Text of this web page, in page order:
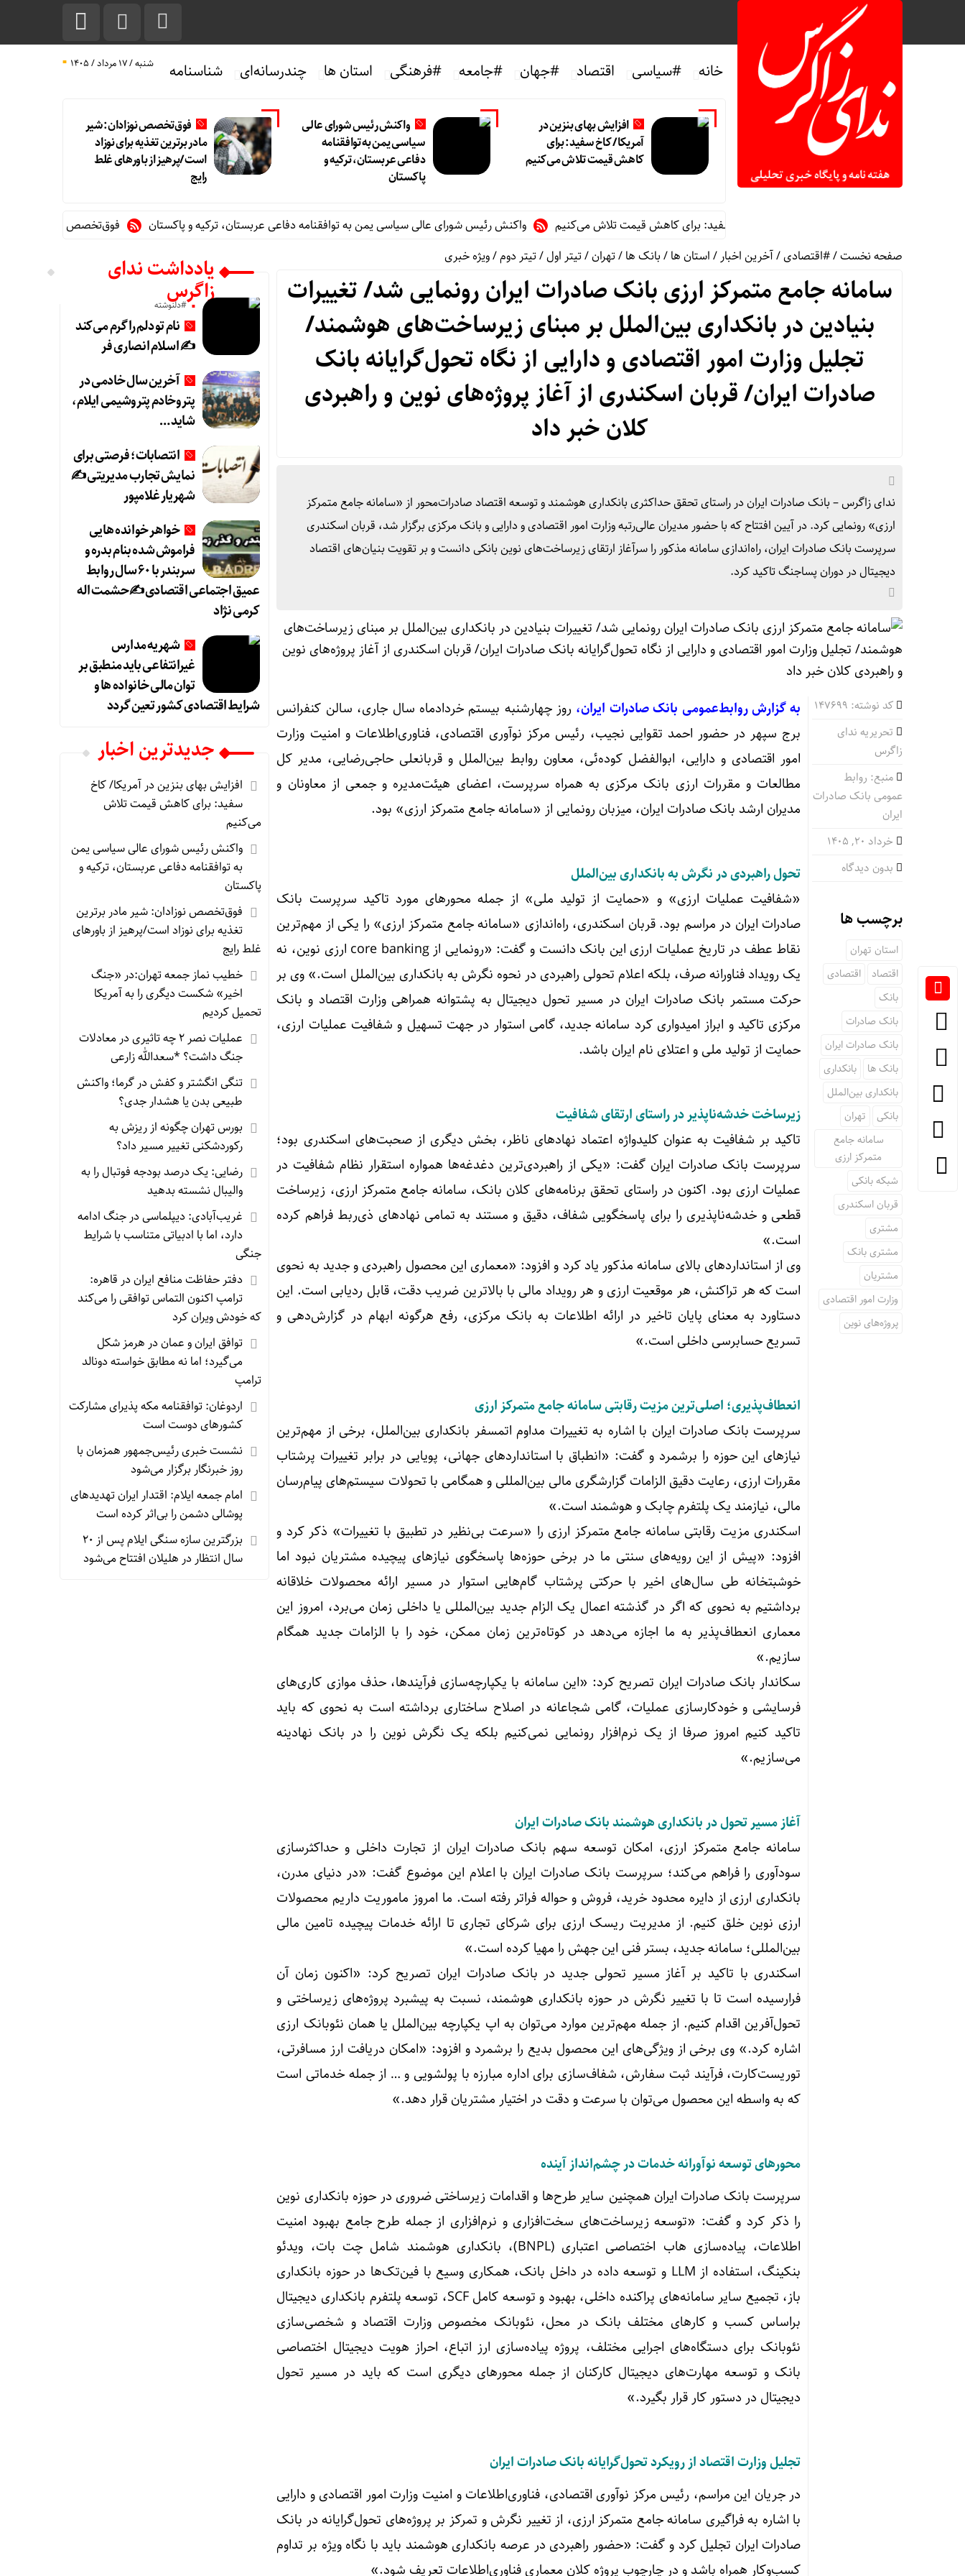
خانه #سیاسی اقتصاد #جهان #جامعه #فرهنگی استان ها چندرسانه‌ای شناسنامه شنبه / ۱۷ مرداد / ۱۴۰۵
افزایش بهای بنزین در
آمریکا/ کاخ سفید: برای
کاهش قیمت تلاش می‌کنیم
واکنش رئیس شورای عالی
سیاسی یمن به توافقنامه
دفاعی عربستان، ترکیه و
پاکستان
فوق‌تخصص نوزادان: شیر
مادر برترین تغذیه برای نوزاد
است/پرهیز از باورهای غلط
رایج
افزایش بهای بنزین در آمریکا/ کاخ سفید: برای کاهش قیمت تلاش می‌کنیم واکنش رئیس شورای عالی سیاسی یمن به توافقنامه دفاعی عربستان، ترکیه و پاکستان
فوق‌تخصص نوزادان: شیر مادر
صفحه نخست/#اقتصادی/آخرین اخبار/استان ها/بانک ها/تهران/تیتر اول/تیتر دوم/ویژه خبری
سامانه جامع متمرکز ارزی بانک صادرات ایران رونمایی شد/ تغییرات
بنیادین در بانکداری بین‌الملل بر مبنای زیرساخت‌های هوشمند/
تجلیل وزارت امور اقتصادی و دارایی از نگاه تحول‌گرایانه بانک
صادرات ایران/ قربان اسکندری از آغاز پروژه‌های نوین و راهبردی
کلان خبر داد
ندای زاگرس – بانک صادرات ایران در راستای تحقق حداکثری بانکداری هوشمند و توسعه اقتصاد صادرات‌محور از «سامانه جامع متمرکز
ارزی» رونمایی کرد. در آیین افتتاح که با حضور مدیران عالی‌رتبه وزارت امور اقتصادی و دارایی و بانک مرکزی برگزار شد، قربان اسکندری
سرپرست بانک صادرات ایران، راه‌اندازی سامانه مذکور را سرآغاز ارتقای زیرساخت‌های نوین بانکی دانست و بر تقویت بنیان‌های اقتصاد
دیجیتال در دوران پساجنگ تاکید کرد.
کد نوشته: 147699
تحریریه ندای
زاگرس
منبع: روابط
عمومی بانک صادرات
ایران
خرداد ۲۰, ۱۴۰۵
بدون دیدگاه
برچسب ها
استان تهران
اقتصاد
اقتصادی
بانک
بانک صادرات
بانک صادرات ایران
بانک ها
بانکداری
بانکداری بین‌الملل
بانکی
تهران
سامانه جامع
متمرکز ارزی
شبکه بانکی
قربان اسکندری
مشتری
مشتری بانک
مشتریان
وزارت امور اقتصادی
پروژه‌های نوین
به گزارش روابط‌عمومی بانک صادرات ایران، روز چهارشنبه بیستم خردادماه سال جاری، سالن کنفرانس
برج سپهر در حضور احمد تقوایی نجیب، رئیس مرکز نوآوری اقتصادی، فناوری‌اطلاعات و امنیت وزارت
امور اقتصادی و دارایی، ابوالفضل کوده‌ئی، معاون روابط بین‌الملل و قربانعلی حاجی‌رضایی، مدیر کل
مطالعات و مقررات ارزی بانک مرکزی به همراه سرپرست، اعضای هیئت‌مدیره و جمعی از معاونان و
مدیران ارشد بانک صادرات ایران، میزبان رونمایی از «سامانه جامع متمرکز ارزی» بود.
تحول راهبردی در نگرش به بانکداری بین‌الملل
«شفافیت عملیات ارزی» و «حمایت از تولید ملی» از جمله محورهای مورد تاکید سرپرست بانک
صادرات ایران در مراسم بود. قربان اسکندری، راه‌اندازی «سامانه جامع متمرکز ارزی» را یکی از مهم‌ترین
نقاط عطف در تاریخ عملیات ارزی این بانک دانست و گفت: «رونمایی از core banking ارزی نوین، نه
یک رویداد فناورانه صرف، بلکه اعلام تحولی راهبردی در نحوه نگرش به بانکداری بین‌الملل است.» وی بر
حرکت مستمر بانک صادرات ایران در مسیر تحول دیجیتال به پشتوانه همراهی وزارت اقتصاد و بانک
مرکزی تاکید و ابراز امیدواری کرد سامانه جدید، گامی استوار در جهت تسهیل و شفافیت عملیات ارزی،
حمایت از تولید ملی و اعتلای نام ایران باشد.
زیرساخت خدشه‌ناپذیر در راستای ارتقای شفافیت
تاکید بر شفافیت به عنوان کلیدواژه اعتماد نهادهای ناظر، بخش دیگری از صحبت‌های اسکندری بود؛
سرپرست بانک صادرات ایران گفت: «یکی از راهبردی‌ترین دغدغه‌ها همواره استقرار نظام شفافیت در
عملیات ارزی بود. اکنون در راستای تحقق برنامه‌های کلان بانک، سامانه جامع متمرکز ارزی، زیرساخت
قطعی و خدشه‌ناپذیری را برای پاسخگویی شفاف، دقیق و مستند به تمامی نهادهای ذی‌ربط فراهم کرده
است.»
وی از استانداردهای بالای سامانه مذکور یاد کرد و افزود: «معماری این محصول راهبردی و جدید به نحوی
است که هر تراکنش، هر موقعیت ارزی و هر رویداد مالی با بالاترین ضریب دقت، قابل ردیابی است. این
دستاورد به معنای پایان تاخیر در ارائه اطلاعات به بانک مرکزی، رفع هرگونه ابهام در گزارش‌دهی و
تسریع حسابرسی داخلی است.»
انعطاف‌پذیری؛ اصلی‌ترین مزیت رقابتی سامانه جامع متمرکز ارزی
سرپرست بانک صادرات ایران با اشاره به تغییرات مداوم اتمسفر بانکداری بین‌الملل، برخی از مهم‌ترین
نیازهای این حوزه را برشمرد و گفت: «انطباق با استانداردهای جهانی، پویایی در برابر تغییرات پرشتاب
مقررات ارزی، رعایت دقیق الزامات گزارشگری مالی بین‌المللی و همگامی با تحولات سیستم‌های پیام‌رسان
مالی، نیازمند یک پلتفرم چابک و هوشمند است.»
اسکندری مزیت رقابتی سامانه جامع متمرکز ارزی را «سرعت بی‌نظیر در تطبیق با تغییرات» ذکر کرد و
افزود: «پیش از این رویه‌های سنتی ما در برخی حوزه‌ها پاسخگوی نیازهای پیچیده مشتریان نبود اما
خوشبتخانه طی سال‌های اخیر با حرکتی پرشتاب گام‌هایی استوار در مسیر ارائه محصولات خلاقانه
برداشتیم به نحوی که اگر در گذشته اعمال یک الزام جدید بین‌المللی یا داخلی زمان می‌برد، امروز این
معماری انعطاف‌پذیر به ما اجازه می‌دهد در کوتاه‌ترین زمان ممکن، خود را با الزامات جدید همگام
سازیم.»
سکاندار بانک صادرات ایران تصریح کرد: «این سامانه با یکپارچه‌سازی فرآیندها، حذف موازی کاری‌های
فرسایشی و خودکارسازی عملیات، گامی شجاعانه در اصلاح ساختاری برداشته است به نحوی که باید
تاکید کنیم امروز صرفا از یک نرم‌افزار رونمایی نمی‌کنیم بلکه یک نگرش نوین را در بانک نهادینه
می‌سازیم.»
آغاز مسیر تحول در بانکداری هوشمند بانک صادرات ایران
سامانه جامع متمرکز ارزی، امکان توسعه سهم بانک صادرات ایران از تجارت داخلی و حداکثرسازی
سودآوری را فراهم می‌کند؛ سرپرست بانک صادرات ایران با اعلام این موضوع گفت: «در دنیای مدرن،
بانکداری ارزی از دایره محدود خرید، فروش و حواله فراتر رفته است. ما امروز ماموریت داریم محصولات
ارزی نوین خلق کنیم. از مدیریت ریسک ارزی برای شرکای تجاری تا ارائه خدمات پیچیده تامین مالی
بین‌المللی؛ سامانه جدید، بستر فنی این جهش را مهیا کرده است.»
اسکندری با تاکید بر آغاز مسیر تحولی جدید در بانک صادرات ایران تصریح کرد: «اکنون زمان آن
فرارسیده است تا با تغییر نگرش در حوزه بانکداری هوشمند، نسبت به پیشبرد پروژه‌های زیرساختی و
تحول‌آفرین اقدام کنیم. از جمله مهم‌ترین موارد می‌توان به اپ یکپارچه بین‌الملل یا همان نئوبانک ارزی
اشاره کرد.» وی برخی از ویژگی‌های این محصول بدیع را برشمرد و افزود: «امکان دریافت ارز مسافرتی،
توریست‌کارت، فرآیند ثبت سفارش، شفاف‌سازی برای اداره مبارزه با پولشویی و … از جمله خدماتی است
که به واسطه این محصول می‌توان با سرعت و دقت در اختیار مشتریان قرار دهد.»
محورهای توسعه نوآورانه خدمات در چشم‌انداز آینده
سرپرست بانک صادرات ایران همچنین سایر طرح‌ها و اقدامات زیرساختی ضروری در حوزه بانکداری نوین
را ذکر کرد و گفت: «توسعه زیرساخت‌های سخت‌افزاری و نرم‌افزاری از جمله طرح جامع بهبود امنیت
اطلاعات، پیاده‌سازی هاب اختصاصی اعتباری (BNPL)، بانکداری هوشمند شامل چت بات، ویدئو
بنکینگ، استفاده از LLM و توسعه داده در داخل بانک، همکاری وسیع با فین‌تک‌ها در حوزه بانکداری
باز، تجمیع سایر سامانه‌های پراکنده داخلی، بهبود و توسعه کامل SCF، توسعه پلتفرم بانکداری دیجیتال
براساس کسب و کارهای مختلف بانک در محل، نئوبانک مخصوص وزارت اقتصاد و شخصی‌سازی
نئوبانک برای دستگاه‌های اجرایی مختلف، پروژه پیاده‌سازی ارز اتباع، احراز هویت دیجیتال اختصاصی
بانک و توسعه مهارت‌های دیجیتال کارکنان از جمله محورهای دیگری است که باید در مسیر تحول
دیجیتال در دستور کار قرار بگیرد.»
تجلیل وزارت اقتصاد از رویکرد تحول‌گرایانه بانک صادرات ایران
در جریان این مراسم، رئیس مرکز نوآوری اقتصادی، فناوری‌اطلاعات و امنیت وزارت امور اقتصادی و دارایی
با اشاره به فراگیری سامانه جامع متمرکز ارزی، از تغییر نگرش و تمرکز بر پروژه‌های تحول‌گرایانه در بانک
صادرات ایران تجلیل کرد و گفت: «حضور راهبردی در عرصه بانکداری هوشمند باید با نگاه ویژه بر تداوم
کسب‌وکار همراه باشد و در چارچوب پروژه‌ کلان معماری فناوری‌اطلاعات تعریف شود.»
یادداشت ندای
زاگرس
#دلنوشته
نام تو دلم را گرم می‌کند
✍️ اسلام انصاری فر
آخرین سال خادمی در
پتروخادم پتروشیمی ایلام،
شاید …
انتصابات؛ فرصتی برای
نمایش تجارب مدیریتی ✍
شهریار غلامپور
خواهر خوانده هایی
فراموش شده بنام بدره و
سربندر با ۶۰ سال روابط
عمیق اجتماعی اقتصادی ✍حشمت اله
کرمی نژاد
شهریه مدارس
غیرانتفاعی باید منطبق بر
توان مالی خانواده ها و
شرایط اقتصادی کشور تعین گردد
جديدترين اخبار
افزایش بهای بنزین در آمریکا/ کاخ
سفید: برای کاهش قیمت تلاش
می‌کنیم
واکنش رئیس شورای عالی سیاسی یمن
به توافقنامه دفاعی عربستان، ترکیه و
پاکستان
فوق‌تخصص نوزادان: شیر مادر برترین
تغذیه برای نوزاد است/پرهیز از باورهای
غلط رایج
خطیب نماز جمعه تهران:در «جنگ
اخیر» شکست دیگری را به آمریکا
تحمیل کردیم
عملیات نصر ۲ چه تاثیری در معادلات
جنگ داشت؟ *سعدالله زارعی
تنگی انگشتر و کفش در گرما؛ واکنش
طبیعی بدن یا هشدار جدی؟
بورس تهران چگونه از ریزش به
رکوردشکنی تغییر مسیر داد؟
رضایی: یک درصد بودجه فوتبال را به
والیبال نشسته بدهید
غریب‌آبادی: دیپلماسی در جنگ ادامه
دارد، اما با ادبیاتی متناسب با شرایط
جنگی
دفتر حفاظت منافع ایران در قاهره:
ترامپ اکنون التماس توافقی را می‌کند
که خودش ویران کرد
توافق ایران و عمان در هرمز شکل
می‌گیرد؛ اما نه مطابق خواسته دونالد
ترامپ
اردوغان: توافقنامه مکه پذیرای مشارکت
کشورهای دوست است
نشست خبری رئیس‌جمهور همزمان با
روز خبرنگار برگزار می‌شود
امام جمعه ایلام: اقتدار ایران تهدیدهای
پوشالی دشمن را بی‌اثر کرده است
بزرگترین سازه سنگی ایلام پس از ۲۰
سال انتظار در هلیلان افتتاح می‌شود